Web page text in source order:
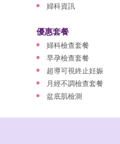
婦科資訊
優惠套餐
婦科檢查套餐
早孕檢查套餐
超導可視終止妊娠
月經不調檢查套餐
盆底肌檢測